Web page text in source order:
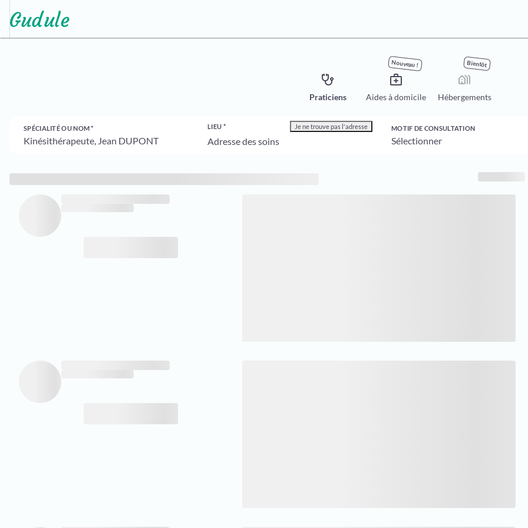
stethoscope
Praticiens
Nouveau !
medical_services
Aides à domicile
Bientôt
holiday_village
Hébergements
SPÉCIALITÉ OU NOM LIEU Je ne trouve pas l'adresse MOTIF DE CONSULTATION